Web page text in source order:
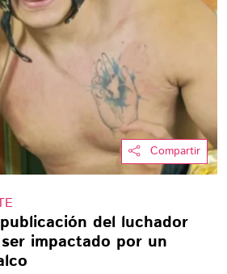
Compartir
del luchador
impactado por un